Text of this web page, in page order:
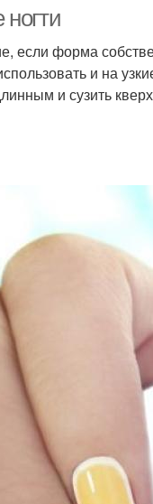
ногтей
если форма
и на
и сузить